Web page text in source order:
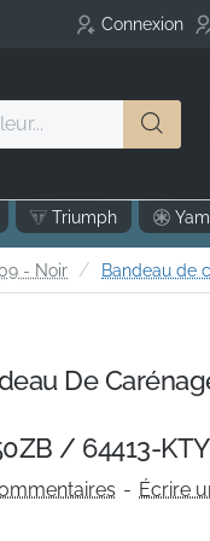
Connexion
Triumph
- Noir Bandeau de
De
/ 64413-
- Écrire